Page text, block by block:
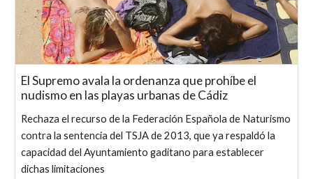
El Supremo avala la ordenanza que prohíbe el
nudismo en las playas urbanas de Cádiz
Rechaza el recurso de la Federación Española de Naturismo
contra la sentencia del TSJA de 2013, que ya respaldó la
capacidad del Ayuntamiento gaditano para establecer
dichas limitaciones